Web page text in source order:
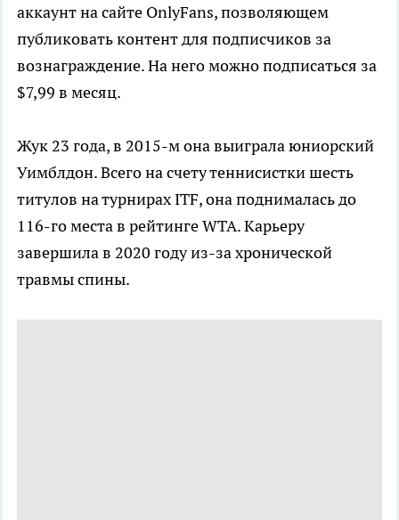
аккаунт на сайте OnlyFans, позволяющем
публиковать контент для подписчиков за
вознаграждение. На него можно подписаться за
$7,99 в месяц.
Жук 23 года, в 2015-м она выиграла юниорский
Уимблдон. Всего на счету теннисистки шесть
титулов на турнирах ITF, она поднималась до
116-го места в рейтинге WTA. Карьеру
завершила в 2020 году из-за хронической
травмы спины.